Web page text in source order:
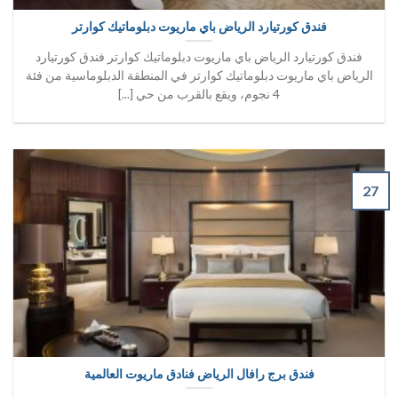
فندق كورتيارد الرياض باي ماريوت دبلوماتيك كوارتر
فندق كورتيارد الرياض باي ماريوت دبلوماتيك كوارتر فندق كورتيارد
الرياض باي ماريوت دبلوماتيك كوارتر في المنطقة الدبلوماسية من فئة
4 نجوم، ويقع بالقرب من حي [...]
فندق برج رافال الرياض فنادق ماريوت العالمية
27